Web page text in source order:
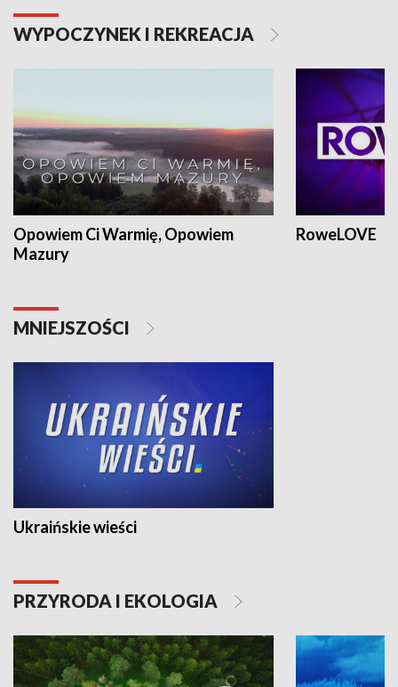
WYPOCZYNEK I REKREACJA
Opowiem Ci Warmię, Opowiem
Mazury
RoweLOVE
MNIEJSZOŚCI
Ukraińskie wieści
PRZYRODA I EKOLOGIA